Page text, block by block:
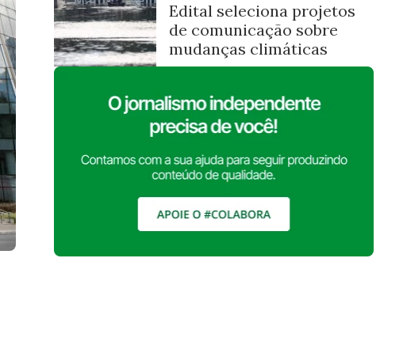
Edital seleciona projetos
de comunicação sobre
mudanças climáticas